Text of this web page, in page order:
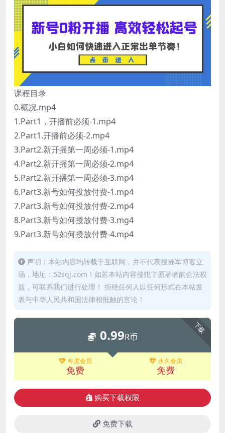
课程目录
0.概况.mp4
1.Part1，开播前必须-1.mp4
2.Part1.开播前必须-2.mp4
3.Part2.新开摇第一周必须-1.mp4
4.Part2.新开摇第一周必须-2.mp4
5.Part2.新开播第一周必须-3.mp4
6.Part3.新号如何投放付费-1.mp4
7.Part3.新号如何投放付费-2.mp4
8.Part3.新号如何授放付费-3.mg4
9.Part3.新号如何授放付费-4.mp4
声明：本站内容均转载于互联网，并不代表搜券军博客立
场，地址：52sqj.com！如若本站内容侵犯了原著者的合法权
益，可联系我们进行处理！ 拒绝任何人以任何形式在本站发
表与中华人民共和国法律相抵触的言论！
下载
0.99R币
年度会员
免费
永久会员
免费
购买下载权限
免费下载